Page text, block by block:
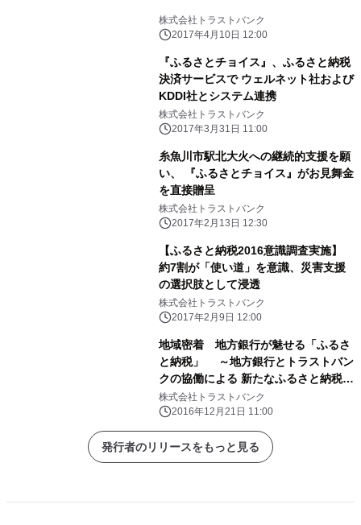
株式会社トラストバンク
2017年4月10日 12:00
『ふるさとチョイス』、ふるさと納税
決済サービスで ウェルネット社および
KDDI社とシステム連携
株式会社トラストバンク
2017年3月31日 11:00
糸魚川市駅北大火への継続的支援を願
い、 『ふるさとチョイス』がお見舞金
を直接贈呈
株式会社トラストバンク
2017年2月13日 12:30
【ふるさと納税2016意識調査実施】
約7割が「使い道」を意識、災害支援
の選択肢として浸透
株式会社トラストバンク
2017年2月9日 12:00
地域密着 地方銀行が魅せる「ふるさ
と納税」 ～地方銀行とトラストバン
クの協働による 新たなふるさと納税の
取組み～
株式会社トラストバンク
2016年12月21日 11:00
発行者のリリースをもっと見る